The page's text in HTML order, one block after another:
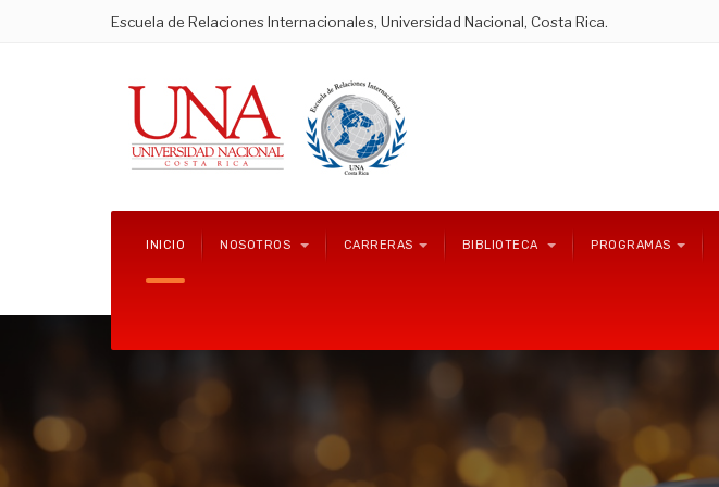
Escuela de Relaciones Internacionales, Universidad Nacional, Costa Rica.
INICIO NOSOTROS CARRERAS BIBLIOTECA PROGRAMAS